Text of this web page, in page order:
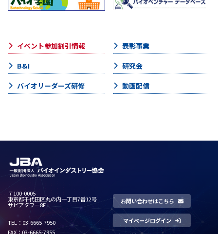
イベント参加割引情報 表彰事業
B&I 研究会
バイオリーダーズ研修 動画配信
〒100-0005
東京都千代田区丸の内一丁目7番12号
サピアタワー8F
TEL：03-6665-7950
FAX：03-6665-7955
お問い合わせはこちら
マイページログイン